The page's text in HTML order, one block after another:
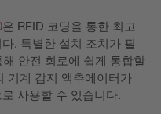
은 RFID 코딩을 통한 최고
. 특별한 설치 조치가 필
안전 회로에 쉽게 통합할
기계 감지 액추에이터가
사용할 수 있습니다.